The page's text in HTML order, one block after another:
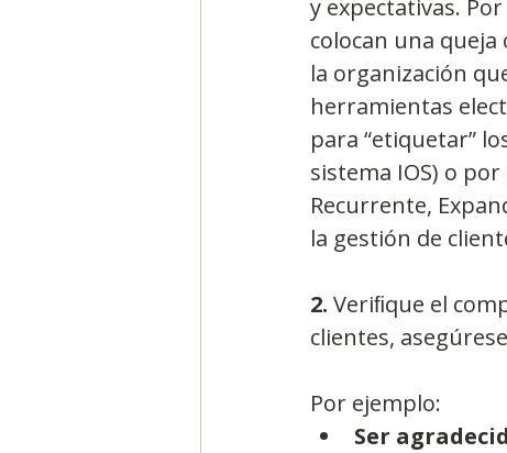
y expectativas.
colocan una queja
la organización
herramientas
para “etiquetar”
sistema IOS) o
Recurrente,
la gestión de
2. Veriﬁque el
clientes,
Por ejemplo:
Ser